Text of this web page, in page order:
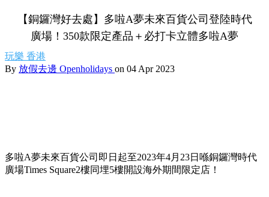
【銅鑼灣好去處】多啦A夢未來百貨公司登陸時代
廣場！350款限定產品＋必打卡立體多啦A夢
玩樂 香港
By 放假去邊 Openholidays on 04 Apr 2023
多啦A夢未來百貨公司即日起至2023年4月23日喺銅鑼灣時代
廣場Times Square2樓同埋5樓開設海外期間限定店！